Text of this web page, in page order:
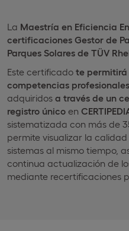
La Maestría en Eficiencia
certificaciones Gestor de
Parques Solares de TÜV
Este certificado te permitirá
competencias profesionales
adquiridos a través de un
registro único en
sistematizada con más de
permite visualizar la
sistemas al mismo tiempo,
continua actualización de
mediante recertificaciones